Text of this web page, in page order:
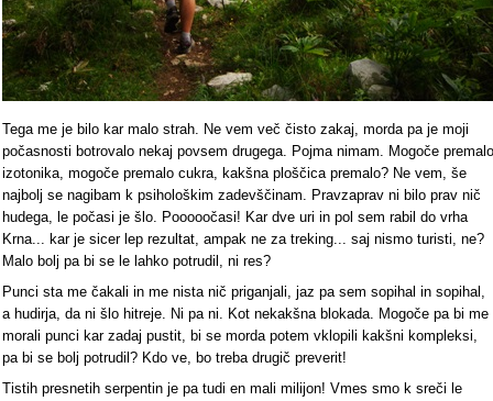
Tega me je bilo kar malo strah. Ne vem več čisto zakaj, morda pa je moji
počasnosti botrovalo nekaj povsem drugega. Pojma nimam. Mogoče premalo
izotonika, mogoče premalo cukra, kakšna ploščica premalo? Ne vem, še
najbolj se nagibam k psihološkim zadevščinam. Pravzaprav ni bilo prav nič
hudega, le počasi je šlo. Pooooočasi! Kar dve uri in pol sem rabil do vrha
Krna... kar je sicer lep rezultat, ampak ne za treking... saj nismo turisti, ne?
Malo bolj pa bi se le lahko potrudil, ni res?
Punci sta me čakali in me nista nič priganjali, jaz pa sem sopihal in sopihal,
a hudirja, da ni šlo hitreje. Ni pa ni. Kot nekakšna blokada. Mogoče pa bi me
morali punci kar zadaj pustit, bi se morda potem vklopili kakšni kompleksi,
pa bi se bolj potrudil? Kdo ve, bo treba drugič preverit!
Tistih presnetih serpentin je pa tudi en mali milijon! Vmes smo k sreči le